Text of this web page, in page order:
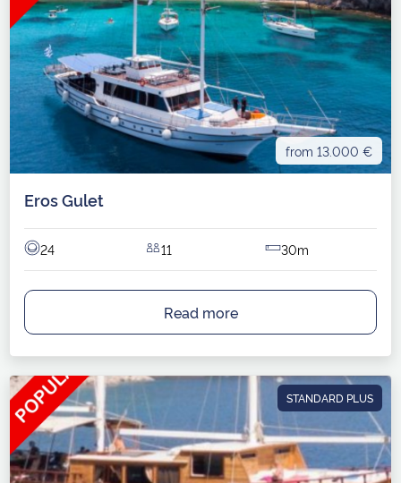
from 13.000 €
Eros Gulet
24 11 30m
Read more
STANDARD PLUS